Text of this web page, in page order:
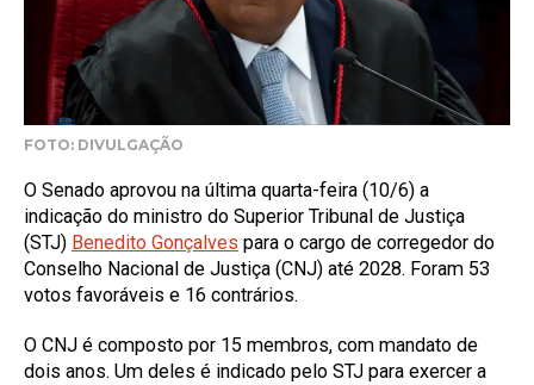
FOTO: DIVULGAÇÃO
O Senado aprovou na última quarta-feira (10/6) a
indicação do ministro do Superior Tribunal de Justiça
(STJ) Benedito Gonçalves para o cargo de corregedor do
Conselho Nacional de Justiça (CNJ) até 2028. Foram 53
votos favoráveis e 16 contrários.
O CNJ é composto por 15 membros, com mandato de
dois anos. Um deles é indicado pelo STJ para exercer a